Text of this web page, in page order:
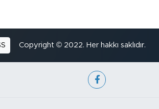
Copyright © 2022. Her hakkı saklıdır.